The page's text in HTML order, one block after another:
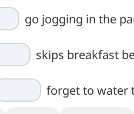
go jogging in the
skips breakfast
forget to water